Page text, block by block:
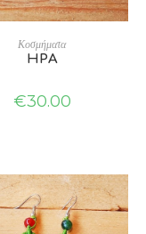
ADD TO CART
Κοσμήματα
ΗΡΑ
€30.00